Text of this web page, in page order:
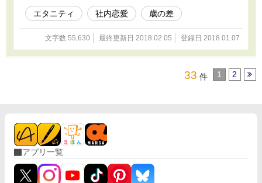
エタニティ 社内恋愛 歳の差
文字数 55,630 最終更新日 2018.02.05 登録日 2018.01.07
33 件 1 2
アプリ一覧